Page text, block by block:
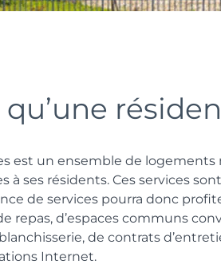
qu’une
est un ensemble de
à ses résidents. Ces services
de services pourra donc
repas, d’espaces communs
de contrats
Internet.